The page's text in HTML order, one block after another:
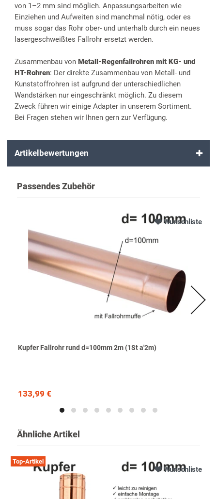
von 1–2 mm sind möglich. Anpassungsarbeiten wie
Einziehen und Aufweiten sind manchmal nötig, oder es
muss sogar das Rohr ober- und unterhalb durch ein neues
lasergeschweißtes Fallrohr ersetzt werden.
Zusammenbau von Metall-Regenfallrohren mit KG- und
HT-Rohren: Der direkte Zusammenbau von Metall- und
Kunststoffrohren ist aufgrund der unterschiedlichen
Wandstärken nur eingeschränkt möglich. Zu diesem
Zweck führen wir einige Adapter in unserem Sortiment.
Bei Fragen stehen wir Ihnen gern zur Verfügung.
Artikelbewertungen
Passendes Zubehör
Wunschliste
Kupfer Fallrohr rund d=100mm 2m (1St a'2m)
133,99 €
Ähnliche Artikel
Wunschliste
Top-Artikel